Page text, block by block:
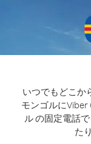
いつでもどこか
モンゴルにViber
ル の固定電話
た